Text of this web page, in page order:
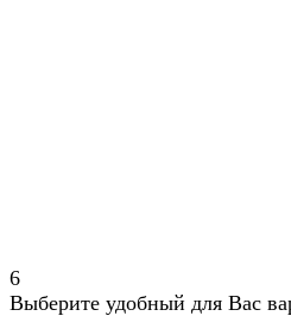
6
Выберите удобный для Вас